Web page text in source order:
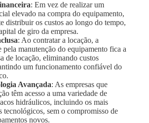
: Em vez de realizar um
elevado na compra do equipamento,
distribuir os custos ao longo do tempo,
de giro da empresa.
: Ao contratar a locação, a
pela manutenção do equipamento fica a
de locação, eliminando custos
um funcionamento confiável do
Avançada: As empresas que
têm acesso a uma variedade de
hidráulicos, incluindo os mais
tecnológicos, sem o compromisso de
novos.